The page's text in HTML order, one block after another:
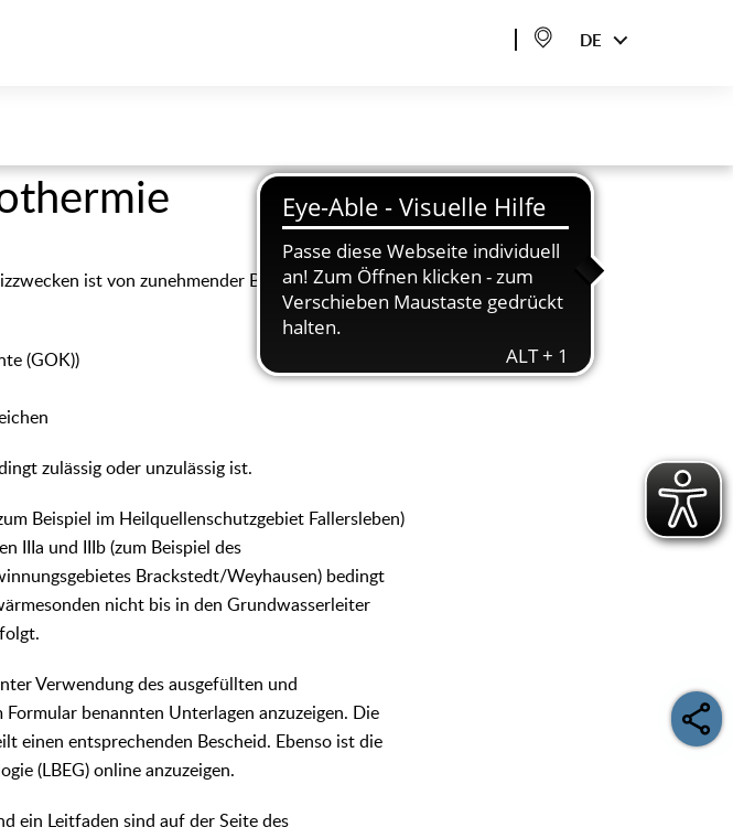
DE
ist von zunehmender Bedeutung. Zur
(GOK))
zulässig oder unzulässig ist.
Beispiel im Heilquellenschutzgebiet Fallersleben)
IIIa und IIIb (zum Beispiel des
Brackstedt/Weyhausen) bedingt
nicht bis in den Grundwasserleiter
Verwendung des ausgefüllten und
benannten Unterlagen anzuzeigen. Die
einen entsprechenden Bescheid. Ebenso ist die
(LBEG) online anzuzeigen.
ein Leitfaden sind auf der Seite des